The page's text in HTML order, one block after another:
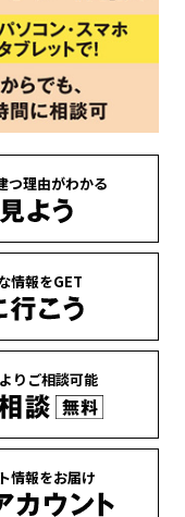
つ理由がわかる
情報をGET
り ご相談可能
情報をお届け